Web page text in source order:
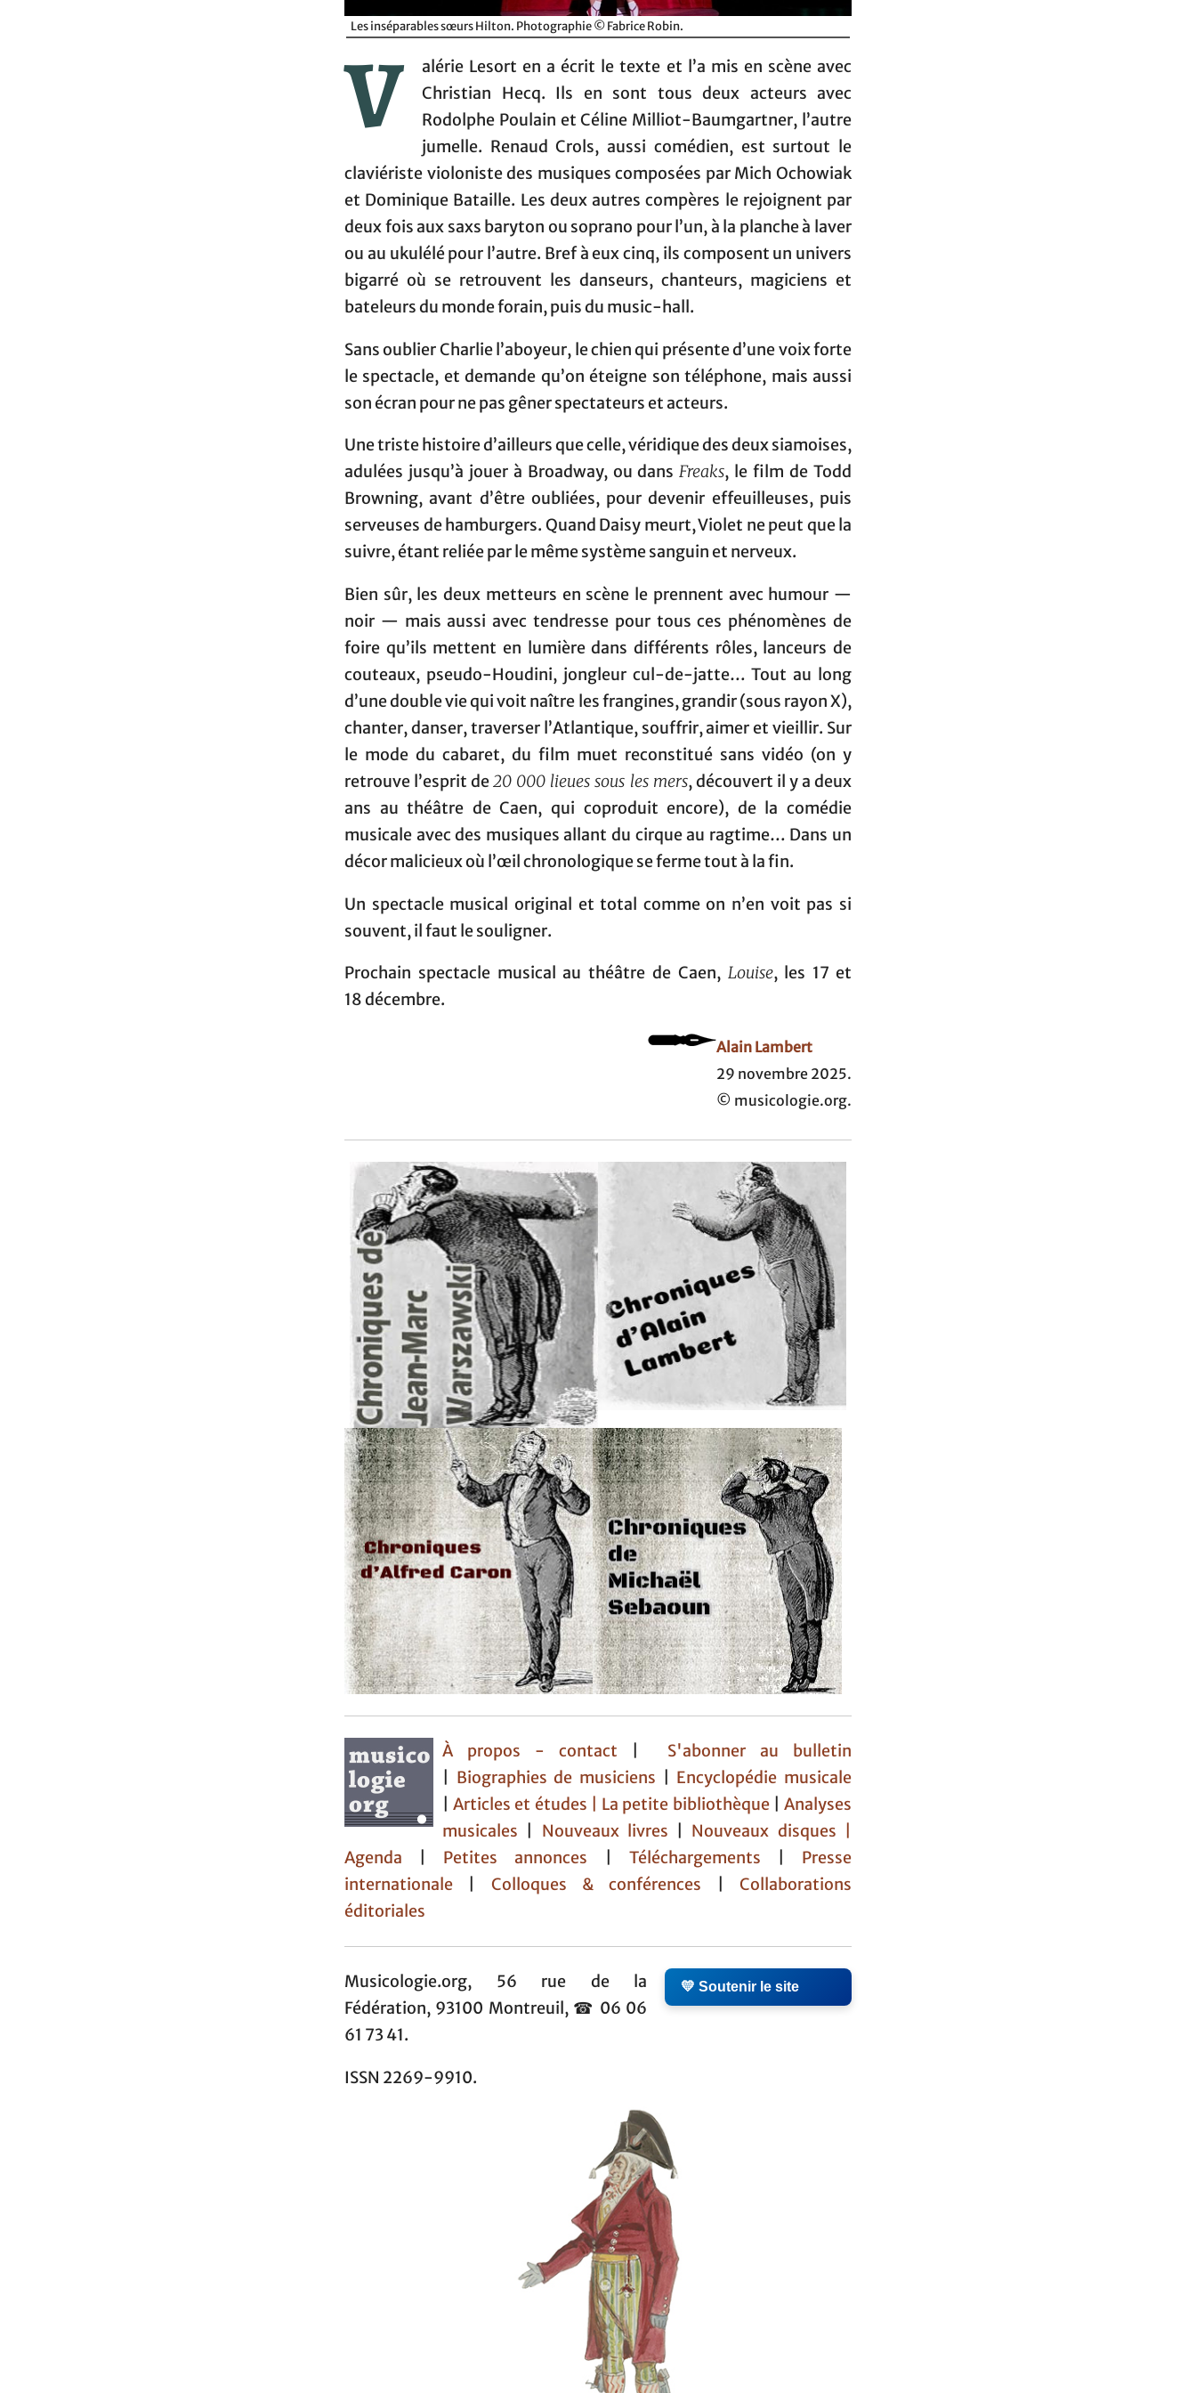
Les inséparables sœurs Hilton. Photographie © Fabrice Robin.
V
alérie Lesort en a écrit le texte et l’a mis en scène avec
Christian Hecq. Ils en sont tous deux acteurs avec
Rodolphe Poulain et Céline Milliot-Baumgartner, l’autre
jumelle. Renaud Crols, aussi comédien, est surtout le
claviériste violoniste des musiques composées par Mich Ochowiak
et Dominique Bataille. Les deux autres compères le rejoignent par
deux fois aux saxs baryton ou soprano pour l’un, à la planche à laver
ou au ukulélé pour l’autre. Bref à eux cinq, ils composent un univers
bigarré où se retrouvent les danseurs, chanteurs, magiciens et
bateleurs du monde forain, puis du music-hall.
Sans oublier Charlie l’aboyeur, le chien qui présente d’une voix forte
le spectacle, et demande qu’on éteigne son téléphone, mais aussi
son écran pour ne pas gêner spectateurs et acteurs.
Une triste histoire d’ailleurs que celle, véridique des deux siamoises,
adulées jusqu’à jouer à Broadway, ou dansFreaks, le film de Todd
Browning, avant d’être oubliées, pour devenir effeuilleuses, puis
serveuses de hamburgers. Quand Daisy meurt, Violet ne peut que la
suivre, étant reliée par le même système sanguin et nerveux.
Bien sûr, les deux metteurs en scène le prennent avec humour —
noir — mais aussi avec tendresse pour tous ces phénomènes de
foire qu’ils mettent en lumière dans différents rôles, lanceurs de
couteaux, pseudo-Houdini, jongleur cul-de-jatte… Tout au long
d’une double vie qui voit naître les frangines, grandir (sous rayon X),
chanter, danser, traverser l’Atlantique, souffrir, aimer et vieillir. Sur
le mode du cabaret, du film muet reconstitué sans vidéo (on y
retrouve l’esprit de20 000 lieues sous les mers, découvert il y a deux
ans au théâtre de Caen, qui coproduit encore), de la comédie
musicale avec des musiques allant du cirque au ragtime… Dans un
décor malicieux où l’œil chronologique se ferme tout à la fin.
Un spectacle musical original et total comme on n’en voit pas si
souvent, il faut le souligner.
Prochain spectacle musical au théâtre de Caen, Louise, les 17 et
18 décembre.
Alain Lambert
29 novembre 2025.
© musicologie.org.
À propos - contact
S'abonner au bulletin
Biographies de musiciens
Encyclopédie musicale
|Articles et études | La petite bibliothèque |Analyses
musicales
Nouveaux livres
Nouveaux disques |
Agenda
Petites annonces Téléchargements
Presse
internationale
Colloques & conférences
Collaborations
éditoriales
💛 Soutenir le site
Musicologie.org, 56 rue de la
Fédération, 93100 Montreuil, ☎ 06 06
61 73 41.
ISSN 2269-9910.